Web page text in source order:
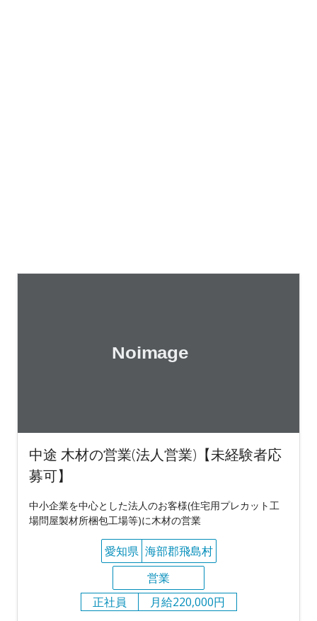
中途 木材の営業(法人営業)【未経験者応
募可】
中小企業を中心とした法人のお客様(住宅用プレカット工
場問屋製材所梱包工場等)に木材の営業
愛知県 海部郡飛島村
営業
正社員
月給220,000円